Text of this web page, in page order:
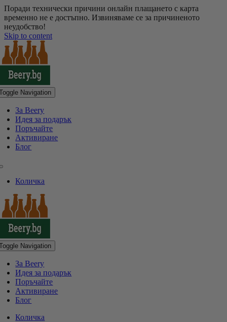
Поради технически причини онлайн плащането с карта
временно не е достъпно. Извиняваме се за причиненото
неудобство!
Skip to content
Navigation
За Beery
Идея за подарък
Поръчайте
Активиране
Блог
Количка
Navigation
За Beery
Идея за подарък
Поръчайте
Активиране
Блог
Количка